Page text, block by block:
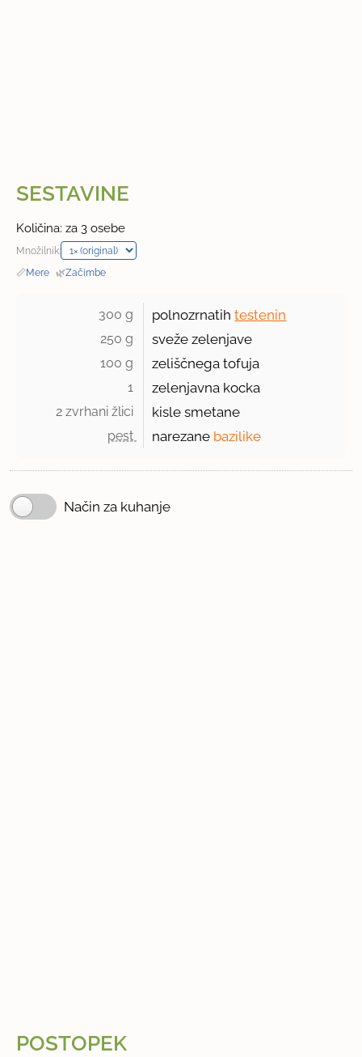
SESTAVINE
Količina: za 3 osebe
Množilnik:
📏Mere · 🌿Začimbe
300 g polnozrnatihtestenin
250 g sveže zelenjave
100 g zeliščnega tofuja
1 zelenjavna kocka
2 zvrhani žlici kisle smetane
pest narezane bazilike
Način za kuhanje
POSTOPEK